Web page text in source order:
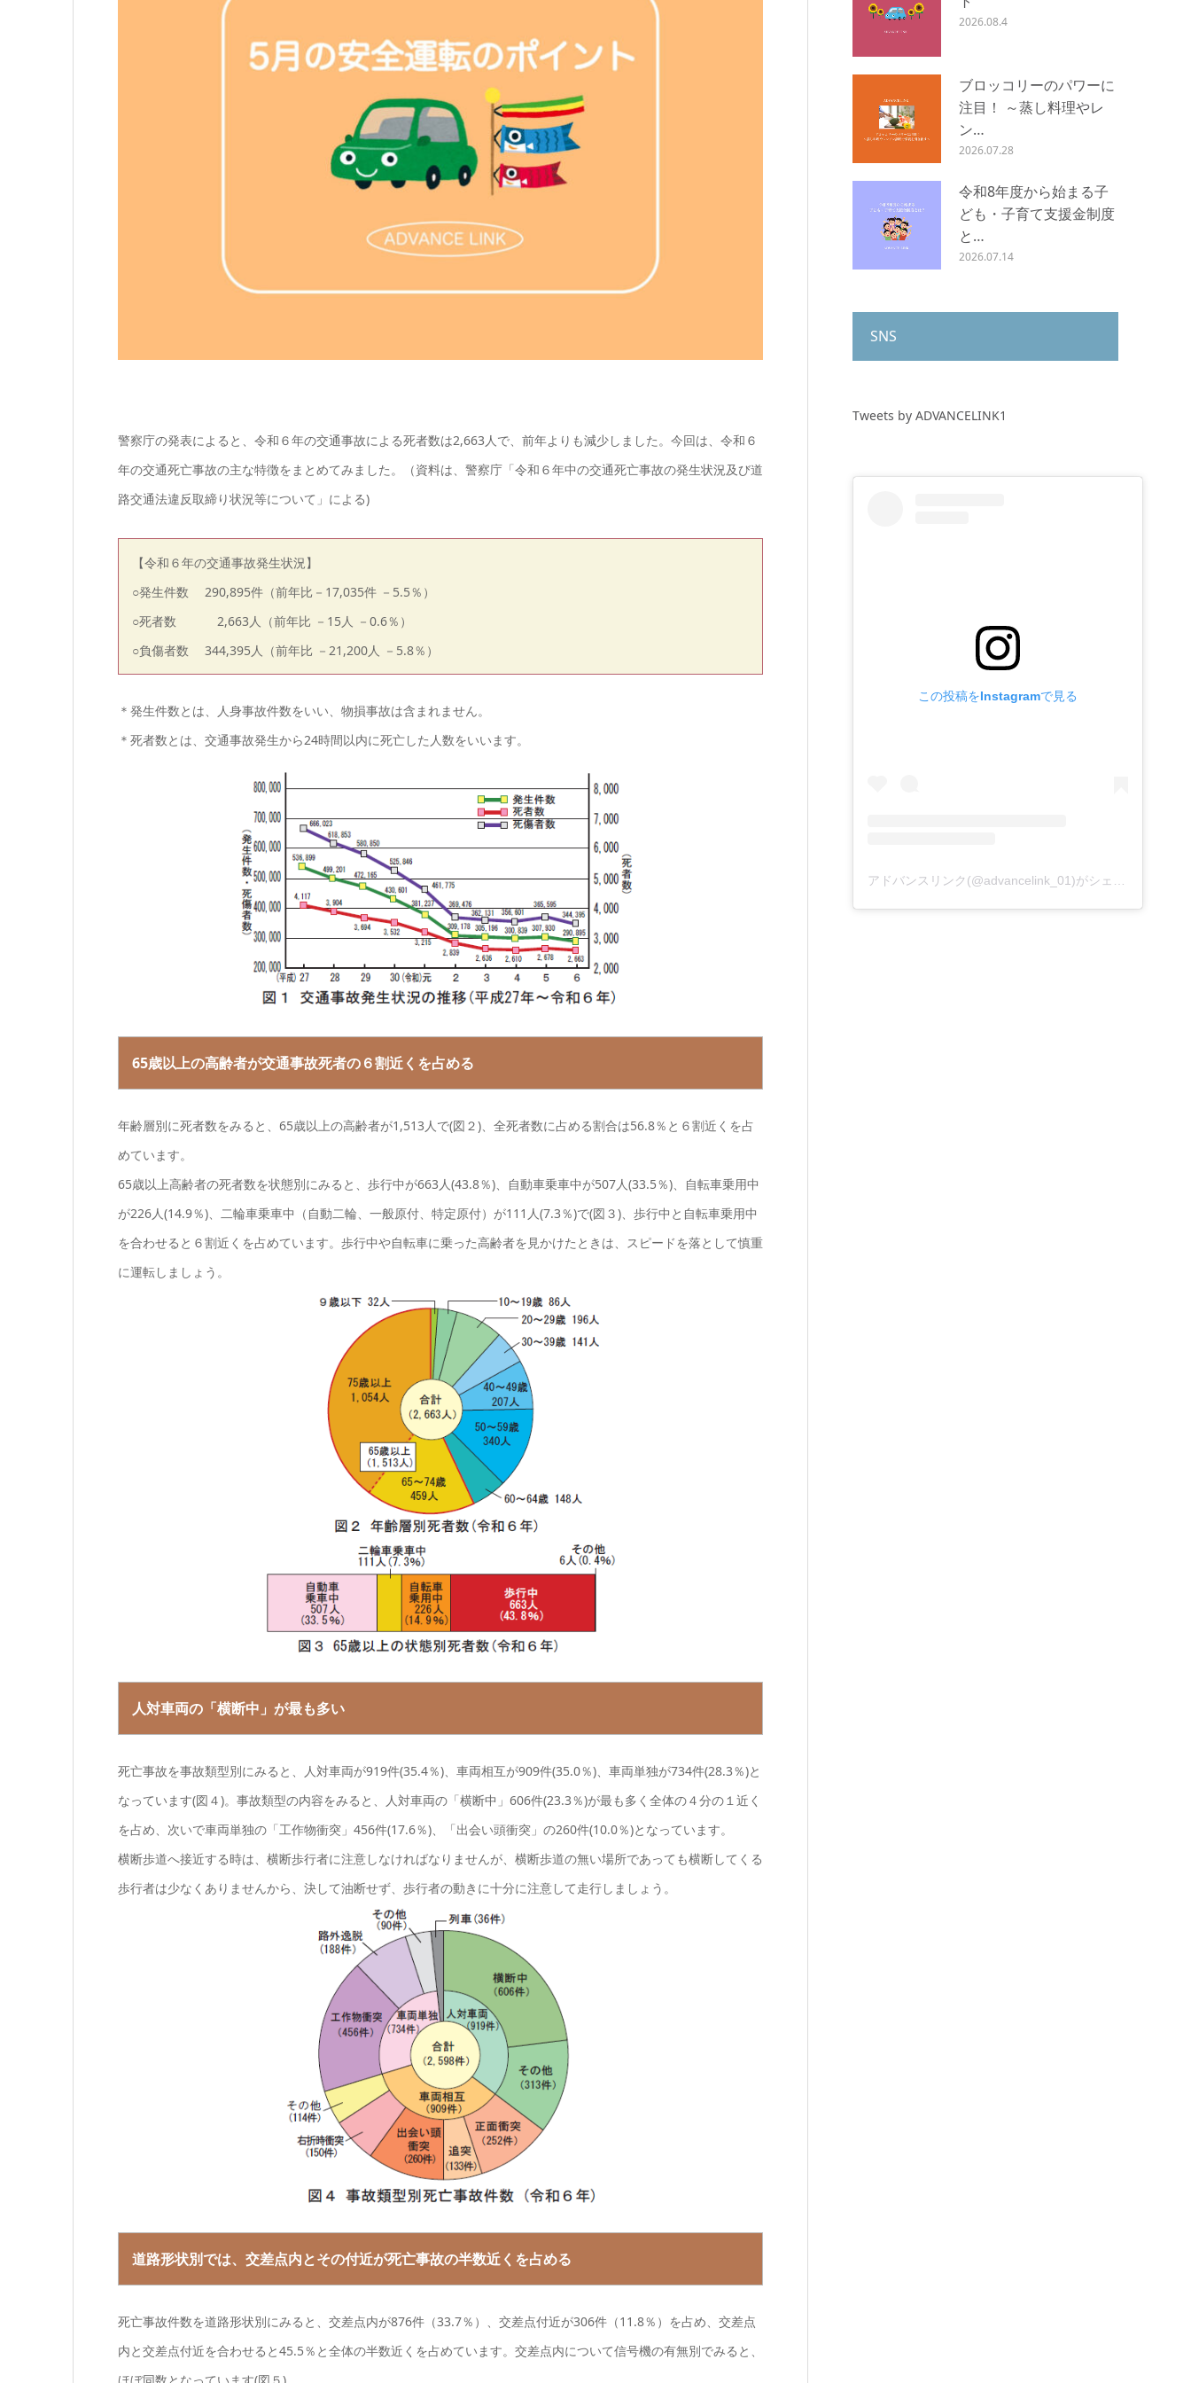
警察庁の発表によると、令和６年の交通事故による死者数は2,663人で、前年よりも減少しました。今回は、令和６
年の交通死亡事故の主な特徴をまとめてみました。（資料は、警察庁「令和６年中の交通死亡事故の発生状況及び道
路交通法違反取締り状況等について」による)
【令和６年の交通事故発生状況】
○発生件数 290,895件（前年比－17,035件 －5.5％）
○死者数 2,663人（前年比 －15人 －0.6％）
○負傷者数 344,395人（前年比 －21,200人 －5.8％）
＊発生件数とは、人身事故件数をいい、物損事故は含まれません。
＊死者数とは、交通事故発生から24時間以内に死亡した人数をいいます。
65歳以上の高齢者が交通事故死者の６割近くを占める
年齢層別に死者数をみると、65歳以上の高齢者が1,513人で(図２)、全死者数に占める割合は56.8％と６割近くを占
めています。
65歳以上高齢者の死者数を状態別にみると、歩行中が663人(43.8％)、自動車乗車中が507人(33.5％)、自転車乗用中
が226人(14.9％)、二輪車乗車中（自動二輪、一般原付、特定原付）が111人(7.3％)で(図３)、歩行中と自転車乗用中
を合わせると６割近くを占めています。歩行中や自転車に乗った高齢者を見かけたときは、スピードを落として慎重
に運転しましょう。
人対車両の「横断中」が最も多い
死亡事故を事故類型別にみると、人対車両が919件(35.4％)、車両相互が909件(35.0％)、車両単独が734件(28.3％)と
なっています(図４)。事故類型の内容をみると、人対車両の「横断中」606件(23.3％)が最も多く全体の４分の１近く
を占め、次いで車両単独の「工作物衝突」456件(17.6％)、「出会い頭衝突」の260件(10.0％)となっています。
横断歩道へ接近する時は、横断歩行者に注意しなければなりませんが、横断歩道の無い場所であっても横断してくる
歩行者は少なくありませんから、決して油断せず、歩行者の動きに十分に注意して走行しましょう。
道路形状別では、交差点内とその付近が死亡事故の半数近くを占める
死亡事故件数を道路形状別にみると、交差点内が876件（33.7％）、交差点付近が306件（11.8％）を占め、交差点
内と交差点付近を合わせると45.5％と全体の半数近くを占めています。交差点内について信号機の有無別でみると、
2026.08.4
ブロッコリーのパワーに
注目！ ～蒸し料理やレ
ン…
2026.07.28
令和8年度から始まる子
ども・子育て支援金制度
と…
2026.07.14
SNS
Tweets by ADVANCELINK1
この投稿をInstagramで見る